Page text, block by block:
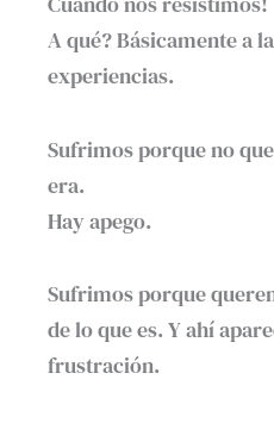
A qué? Básicamente a
experiencias.
Sufrimos porque no
era.
Hay apego.
Sufrimos porque
de lo que es. Y ahí
frustración.